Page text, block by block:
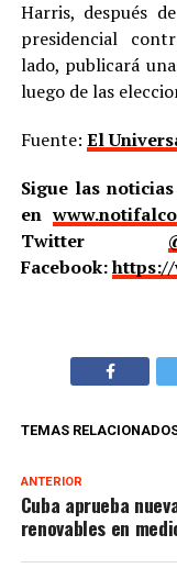
Harris, después
presidencial
lado, publicará
luego de las
Fuente: El
Sigue las
en
Twitter
Facebook:https://
TEMAS
ANTERIOR
Cuba aprueba
renovables en